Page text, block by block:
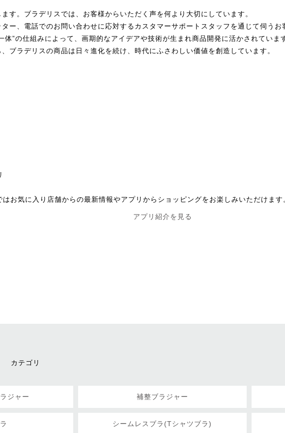
す。ブラデリスでは、お客様からいただく声を何より大切にしています。
ー、電話でのお問い合わせに応対するカスタマーサポートスタッフを通じて伺う
”の仕組みによって、画期的なアイデアや技術が生まれ商品開発に活かされていま
ブラデリスの商品は日々進化を続け、時代にふさわしい価値を創造しています。
お気に入り店舗からの最新情報やアプリからショッピングをお楽しみいただけます
アプリ紹介を見る
カテゴリ
ジャー 補整ブラジャー
シームレスブラ(Tシャツブラ)